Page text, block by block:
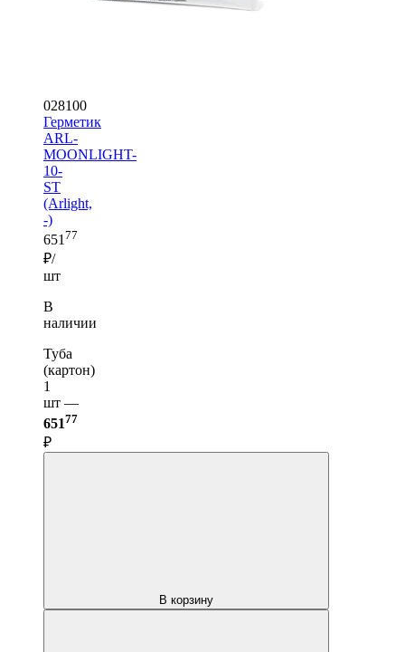
028100
Герметик
ARL-
MOONLIGHT-
10-
ST
(Arlight,
-)
65177
₽/
шт
В
наличии
Туба
(картон)
1
шт —
65177
₽
В корзину